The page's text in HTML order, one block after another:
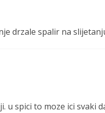
drzale spalir na
u spici to moze ici svaki